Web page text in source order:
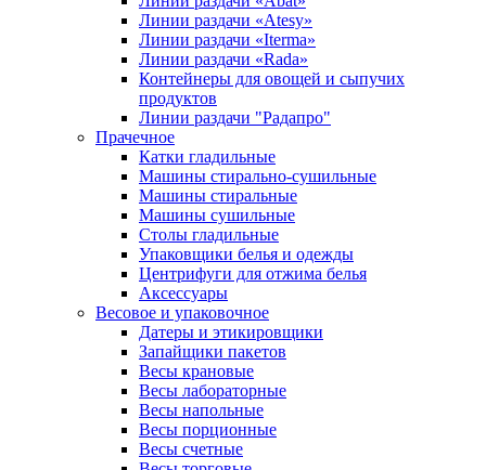
Линии раздачи «Atesy»
Линии раздачи «Iterma»
Линии раздачи «Rada»
Контейнеры для овощей и сыпучих
продуктов
Линии раздачи "Радапро"
Прачечное
Катки гладильные
Машины стирально-сушильные
Машины стиральные
Машины сушильные
Столы гладильные
Упаковщики белья и одежды
Центрифуги для отжима белья
Аксессуары
Весовое и упаковочное
Датеры и этикировщики
Запайщики пакетов
Весы крановые
Весы лабораторные
Весы напольные
Весы порционные
Весы счетные